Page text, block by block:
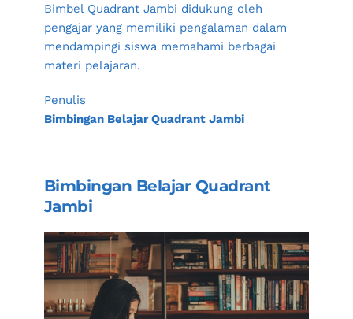
Bimbel Quadrant Jambi didukung oleh
pengajar yang memiliki pengalaman dalam
mendampingi siswa memahami berbagai
materi pelajaran.
Penulis
Bimbingan Belajar Quadrant Jambi
Bimbingan Belajar Quadrant
Jambi